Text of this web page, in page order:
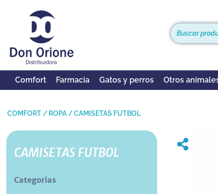
Comfort Farmacia Gatos y perros Otros
COMFORT / ROPA /CAMISETAS FUTBOL
CAMISETAS FUTBOL
Categorias